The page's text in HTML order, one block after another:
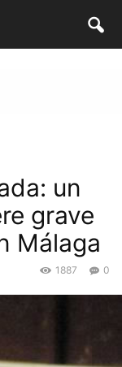
un
grave
Málaga
0
1887